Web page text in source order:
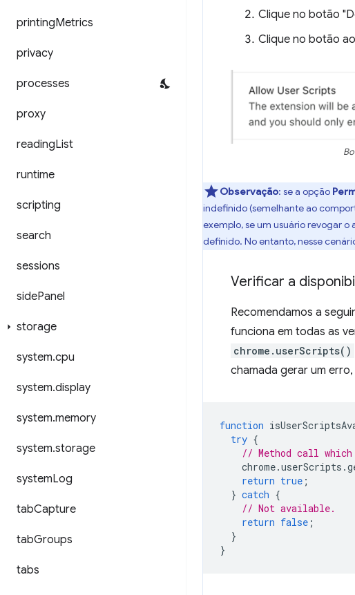
printingMetrics
privacy
processes
proxy
readingList
runtime
scripting
search
sessions
sidePanel
storage
system.cpu
system.display
system.memory
system.storage
systemLog
tabCapture
tabGroups
tabs
Clique no botão
Clique no botão
Observação: se a opção
indefinido (semelhante ao
exemplo, se um usuário revogar
definido. No entanto, nesse
Verificar a
Recomendamos a
funciona em todas as
chrome.userScripts()
chamada gerar um
function
try {
// Method call
chrome.userScripts .
return true ;
} catch {
// Not available.
return false ;
}
}